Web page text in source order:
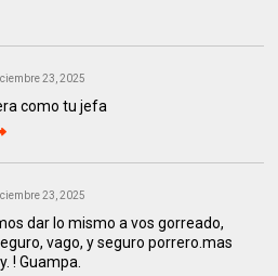
23, 2025
como tu jefa
23, 2025
dar lo mismo a vos gorreado,
vago, y seguro porrero.mas
! Guampa.